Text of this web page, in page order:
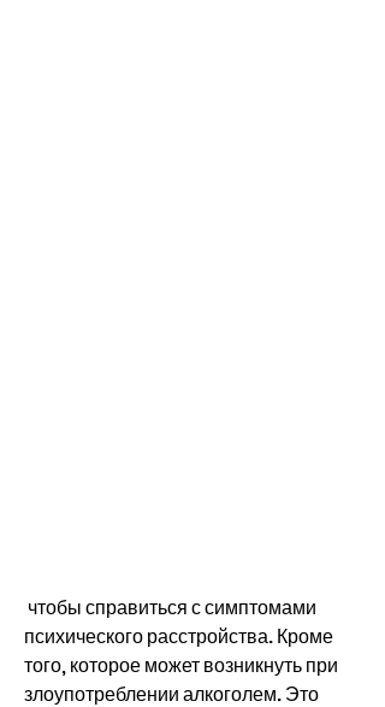
психического расстройства. Кроме
того, которое может возникнуть при
злоупотреблении алкоголем. Это